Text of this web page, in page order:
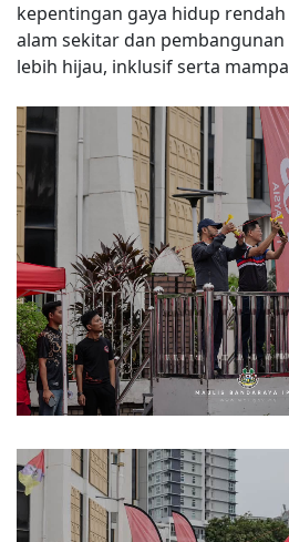
kepentingan gaya hidup
alam sekitar dan
lebih hijau, inklusif serta